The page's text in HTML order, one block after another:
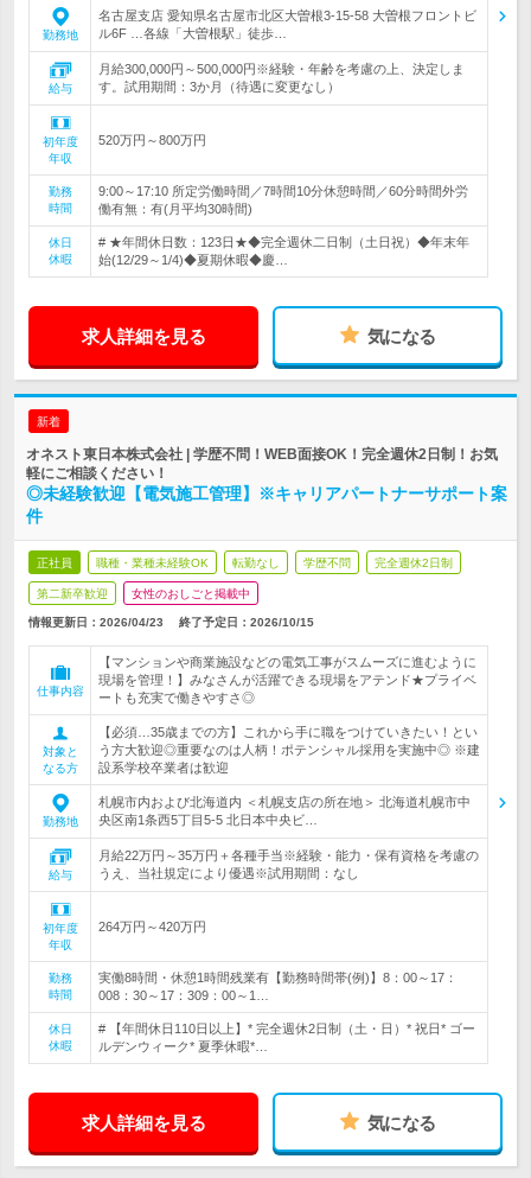
勤務地
名古屋支店 愛知県名古屋市北区大曽根3-15-58 大曽根フロントビ
ル6F …各線「大曽根駅」徒歩…
給与
月給300,000円～500,000円※経験・年齢を考慮の上、決定しま
す。試用期間：3か月（待遇に変更なし）
初年度
年収
520万円～800万円
勤務
時間
9:00～17:10 所定労働時間／7時間10分休憩時間／60分時間外労
働有無：有(月平均30時間)
休日
休暇
# ★年間休日数：123日★◆完全週休二日制（土日祝）◆年末年
始(12/29～1/4)◆夏期休暇◆慶…
求人詳細を見る 気になる
新着
オネスト東日本株式会社 | 学歴不問！WEB面接OK！完全週休2日制！お気
軽にご相談ください！
◎未経験歓迎【電気施工管理】※キャリアパートナーサポート案
件
正社員 職種・業種未経験OK 転勤なし 学歴不問 完全週休2日制
第二新卒歓迎 女性のおしごと掲載中
情報更新日：2026/04/23 終了予定日： 2026/10/15
仕事内容
【マンションや商業施設などの電気工事がスムーズに進むように
現場を管理！】みなさんが活躍できる現場をアテンド★プライベ
ートも充実で働きやすさ◎
対象と
なる方
【必須…35歳までの方】これから手に職をつけていきたい！とい
う方大歓迎◎重要なのは人柄！ポテンシャル採用を実施中◎ ※建
設系学校卒業者は歓迎
勤務地
札幌市内および北海道内 ＜札幌支店の所在地＞ 北海道札幌市中
央区南1条西5丁目5-5 北日本中央ビ…
給与
月給22万円～35万円＋各種手当※経験・能力・保有資格を考慮の
うえ、当社規定により優遇※試用期間：なし
初年度
年収
264万円～420万円
勤務
時間
実働8時間・休憩1時間残業有【勤務時間帯(例)】8：00～17：
008：30～17：309：00～1…
休日
休暇
# 【年間休日110日以上】* 完全週休2日制（土・日）* 祝日* ゴー
ルデンウィーク* 夏季休暇*…
求人詳細を見る 気になる